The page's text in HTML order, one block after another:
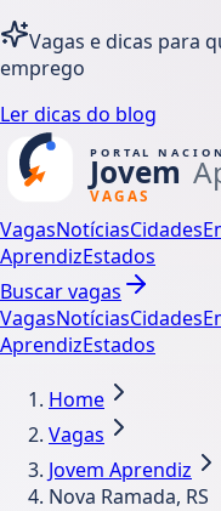
Vagas e dicas para
emprego
Ler dicas do blog
VagasNotíciasCidades
AprendizEstados
Buscar vagas
VagasNotíciasCidades
AprendizEstados
Home
Vagas
Jovem Aprendiz
Nova Ramada, RS